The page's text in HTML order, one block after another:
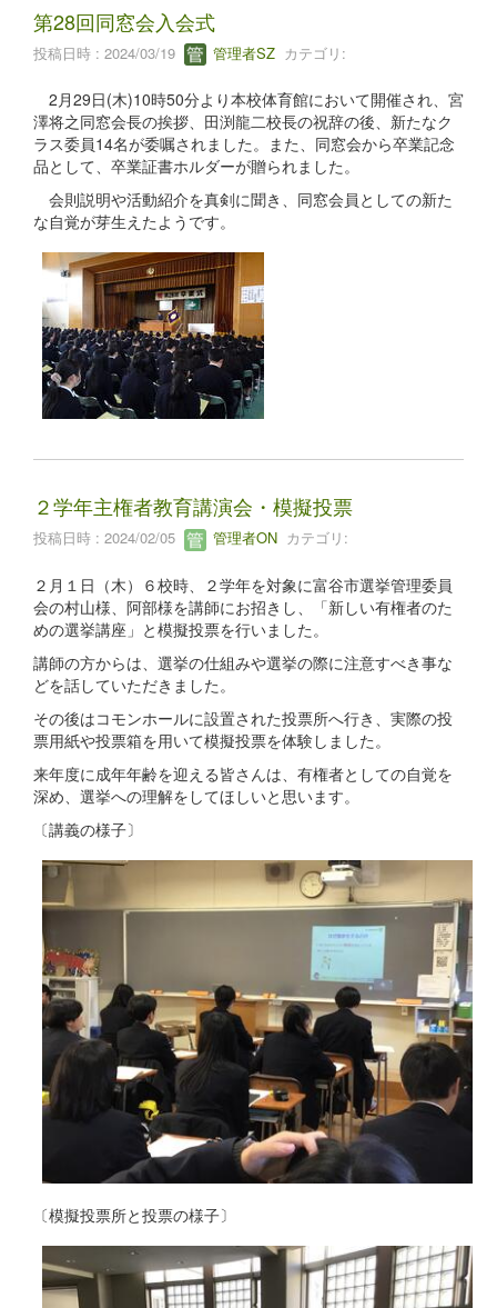
第28回同窓会入会式
投稿日時 : 2024/03/19 管理者SZ カテゴリ:
2月29日(木)10時50分より本校体育館において開催され、宮
澤将之同窓会長の挨拶、田渕龍二校長の祝辞の後、新たなク
ラス委員14名が委嘱されました。また、同窓会から卒業記念
品として、卒業証書ホルダーが贈られました。
会則説明や活動紹介を真剣に聞き、同窓会員としての新た
な自覚が芽生えたようです。
２学年主権者教育講演会・模擬投票
投稿日時 : 2024/02/05 管理者ON カテゴリ:
２月１日（木）６校時、２学年を対象に富谷市選挙管理委員
会の村山様、阿部様を講師にお招きし、「新しい有権者のた
めの選挙講座」と模擬投票を行いました。
講師の方からは、選挙の仕組みや選挙の際に注意すべき事な
どを話していただきました。
その後はコモンホールに設置された投票所へ行き、実際の投
票用紙や投票箱を用いて模擬投票を体験しました。
来年度に成年年齢を迎える皆さんは、有権者としての自覚を
深め、選挙への理解をしてほしいと思います。
〔講義の様子〕
〔模擬投票所と投票の様子〕